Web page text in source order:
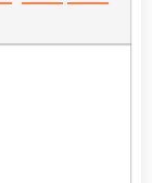
СПИСОК
ВСТАВИТЬ